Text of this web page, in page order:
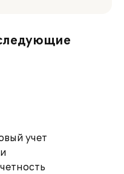
учет